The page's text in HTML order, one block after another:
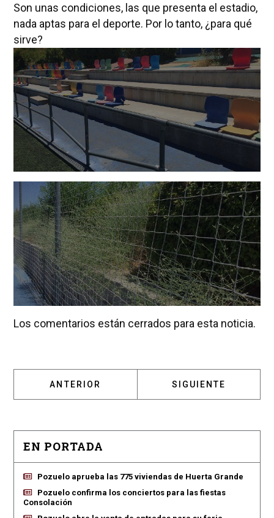
Son unas condiciones, las que presenta el estadio,
nada aptas para el deporte. Por lo tanto, ¿para qué
sirve?
Los comentarios están cerrados para esta noticia.
ARTÍCULO ANTERIOR: ÁRBOL CAÍDO EN LA
ANTERIOR ARTÍCULO
SIGUIENTE
EN PORTADA
Pozuelo aprueba las 775 viviendas de Huerta Grande
Pozuelo confirma los conciertos para las fiestas
Consolación